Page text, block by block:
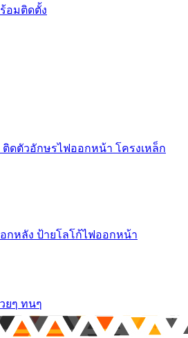
อมติดตั้ง
ดตัวอักษรไฟออกหน้า โครงเหล็ก
กหลัง ป้ายโลโก้ไฟออกหน้า
ยๆ ทนๆ